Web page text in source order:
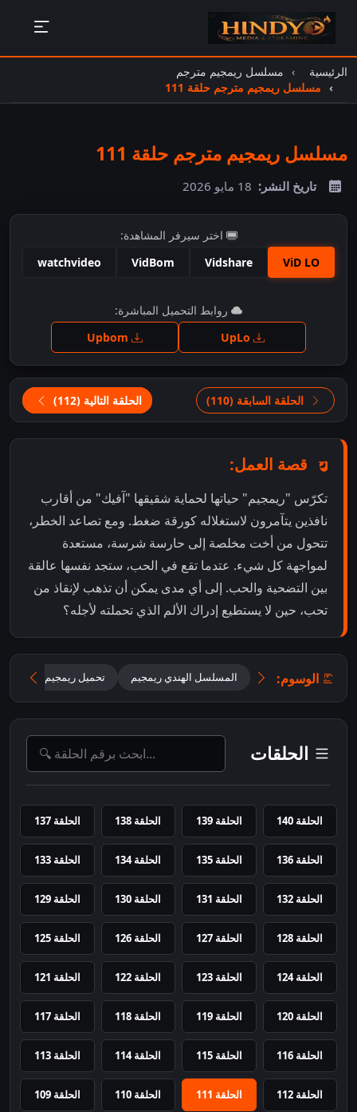
الرئيسية
مسلسل ريمجيم مترجم
مسلسل ريمجيم مترجم حلقة 111
مسلسل ريمجيم مترجم حلقة 111
تاريخ النشر: 18 مايو 2026
اختر سيرفر المشاهدة:
ViD LO
Vidshare
VidBom
watchvideo
اضغط للمشاهدة
روابط التحميل المباشرة:
الحلقة السابقة (110) الحلقة التالية (112)
قصة العمل:
تكرّس "ريمجيم" حياتها لحماية شقيقها "آفيك" من أقارب
نافذين يتآمرون لاستغلاله كورقة ضغط. ومع تصاعد الخطر،
تتحول من أخت مخلصة إلى حارسة شرسة، مستعدة
لمواجهة كل شيء. عتدما تقع في الحب، ستجد نفسها عالقة
بين التضحية والحب. إلى أي مدى يمكن أن تذهب لإنقاذ من
تحب، حين لا يستطيع إدراك الألم الذي تحملته لأجله؟
الوسوم: المسلسل الهندي ريمجيم تحميل ريمجيم 2026 مترجم للعربية
الحلقات
الحلقة 140 الحلقة 139 الحلقة 138 الحلقة 137
الحلقة 136 الحلقة 135 الحلقة 134 الحلقة 133
الحلقة 132 الحلقة 131 الحلقة 130 الحلقة 129
الحلقة 128 الحلقة 127 الحلقة 126 الحلقة 125
الحلقة 124 الحلقة 123 الحلقة 122 الحلقة 121
الحلقة 120 الحلقة 119 الحلقة 118 الحلقة 117
الحلقة 116 الحلقة 115 الحلقة 114 الحلقة 113
الحلقة 112 الحلقة 111 الحلقة 110 الحلقة 109